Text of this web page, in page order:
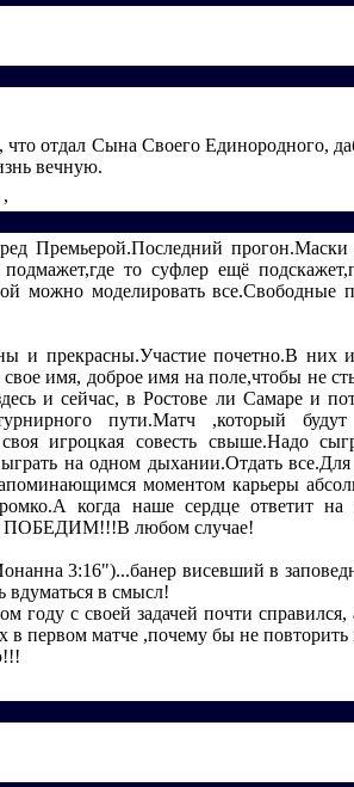
отдал Сына Своего Единородного,
вечную.
,
Премьерой.Последний
то суфлер ещё
можно моделировать
и прекрасны.Участие почетно.В них
свое имя, доброе имя на поле,чтобы не
и сейчас, в Ростове ли Самаре и
пути.Матч ,который
игроцкая совесть свыше.Надо
на одном дыхании.Отдать
моментом карьеры
когда наше сердце ответит
любом случае!
3:16")...банер висевший в
вдуматься в смысл!
году с своей задачей почти
в первом матче ,почему бы не